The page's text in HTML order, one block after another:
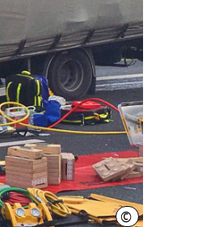
© Feuerwehr Hannover